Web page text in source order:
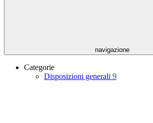
navigazione
Categorie
Disposizioni generali 9